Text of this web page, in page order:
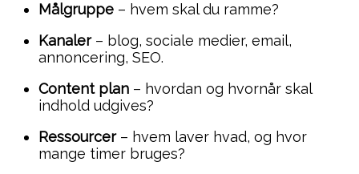
Målgruppe – hvem skal du ramme?
Kanaler– blog, sociale medier, email,
annoncering, SEO.
Content plan – hvordan og hvornår skal
indhold udgives?
Ressourcer– hvem laver hvad, og hvor
mange timer bruges?